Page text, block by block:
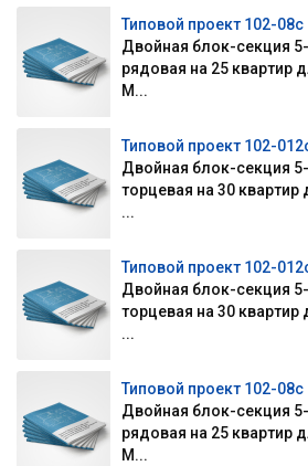
Типовой проект 102-08с
Двойная блок-секция
рядовая на 25 квартир
М...
Типовой проект 102-
Двойная блок-секция
торцевая на 30 квартир
...
Типовой проект 102-
Двойная блок-секция
торцевая на 30 квартир
...
Типовой проект 102-08с
Двойная блок-секция
рядовая на 25 квартир
М...